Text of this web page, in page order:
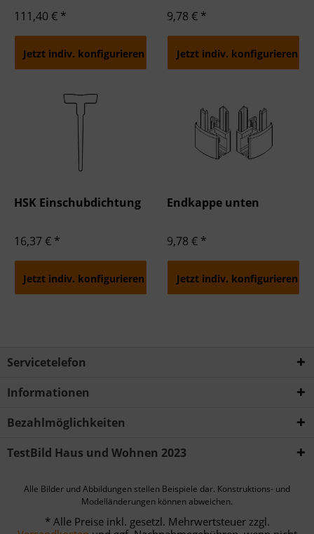
111,40 € *
Jetzt indiv. konfigurieren
9,78 € *
Jetzt indiv. konfigurieren
HSK Einschubdichtung
16,37 € *
Jetzt indiv. konfigurieren
Endkappe unten
9,78 € *
Jetzt indiv. konfigurieren
Servicetelefon
Informationen
Bezahlmöglichkeiten
TestBild Haus und Wohnen 2023
Alle Bilder und Abbildungen stellen Beispiele dar. Konstruktions- und
Modelländerungen können abweichen.
* Alle Preise inkl. gesetzl. Mehrwertsteuer zzgl.